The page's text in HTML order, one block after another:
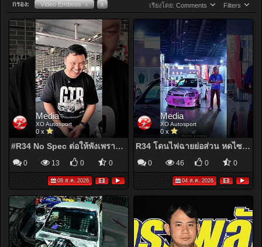
กรอง: Video Embeds x x เรียงโดย: Comments Filters
Media
XO Autosport
0 x
#R34 No Spec ต่อให้พังเพราะได้ขับก็ยังสุขใจ ดีกว่าจอดมันไว้เฉยๆ #nissan #skyline
0 13 0 0
08 ส.ค. 2026
Media
XO Autosport
0 x
R34 โดนไฟฉายย่อส่วน หดไซส์เล็กแต่สเป็กโหดๆ 400 ม้าดริฟท์คาร์จากเจแปน #suzuki #r34 #pocketbunny
0 46 0 0
04 ส.ค. 2026